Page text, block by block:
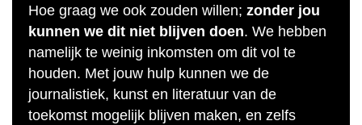
Hoe graag we ook zouden willen; zonder jou
kunnen we dit niet blijven doen. We hebben
namelijk te weinig inkomsten om dit vol te
houden. Met jouw hulp kunnen we de
journalistiek, kunst en literatuur van de
toekomst mogelijk blijven maken, en zelfs